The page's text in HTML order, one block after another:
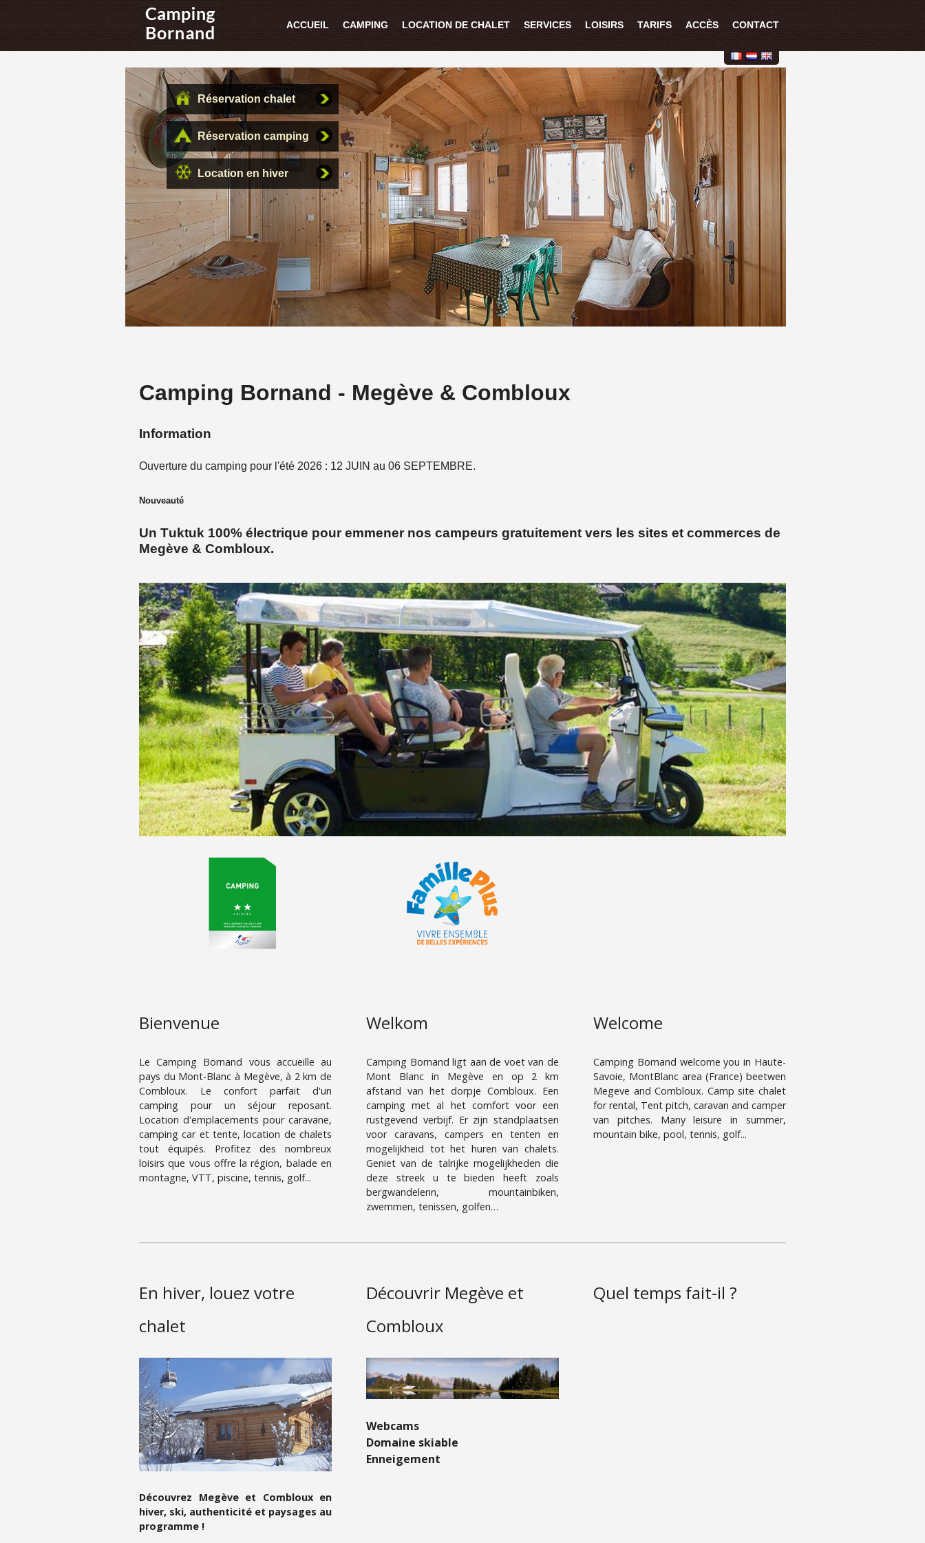
ACCUEIL CAMPING LOCATION DE CHALET SERVICES LOISIRS TARIFS ACCÈS CONTACT
Réservation chalet
Réservation camping
Location en hiver
Camping Bornand - Megève & Combloux
Information
Ouverture du camping pour l'été 2026 : 12 JUIN au 06 SEPTEMBRE.
Nouveauté
Un Tuktuk 100% électrique pour emmener nos campeurs gratuitement vers les sites et commerces de
Megève & Combloux.
Bienvenue
Le Camping Bornand vous accueille au
pays du Mont-Blanc à Megève, à 2 km de
Combloux. Le confort parfait d'un
camping pour un séjour reposant.
Location d'emplacements pour caravane,
camping car et tente, location de chalets
tout équipés. Profitez des nombreux
loisirs que vous offre la région, balade en
montagne, VTT, piscine, tennis, golf...
Welkom
Camping Bornand ligt aan de voet van de
Mont Blanc in Megève en op 2 km
afstand van het dorpje Combloux. Een
camping met al het comfort voor een
rustgevend verbijf. Er zijn standplaatsen
voor caravans, campers en tenten en
mogelijkheid tot het huren van chalets.
Geniet van de talrijke mogelijkheden die
deze streek u te bieden heeft zoals
bergwandelenn, mountainbiken,
zwemmen, tenissen, golfen…
Welcome
Camping Bornand welcome you in Haute-
Savoie, MontBlanc area (France) beetwen
Megeve and Combloux. Camp site chalet
for rental, Tent pitch, caravan and camper
van pitches. Many leisure in summer,
mountain bike, pool, tennis, golf...
En hiver, louez votre
chalet
Découvrez Megève et Combloux en
hiver, ski, authenticité et paysages au
programme !
Découvrir Megève et
Combloux
Webcams
Domaine skiable
Enneigement
Quel temps fait-il ?